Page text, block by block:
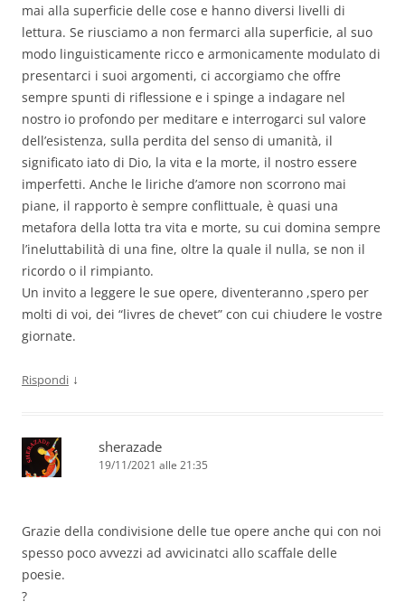
mai alla superficie delle cose e hanno diversi livelli di
lettura. Se riusciamo a non fermarci alla superficie, al suo
modo linguisticamente ricco e armonicamente modulato di
presentarci i suoi argomenti, ci accorgiamo che offre
sempre spunti di riflessione e i spinge a indagare nel
nostro io profondo per meditare e interrogarci sul valore
dell’esistenza, sulla perdita del senso di umanità, il
significato iato di Dio, la vita e la morte, il nostro essere
imperfetti. Anche le liriche d’amore non scorrono mai
piane, il rapporto è sempre conflittuale, è quasi una
metafora della lotta tra vita e morte, su cui domina sempre
l’ineluttabilità di una fine, oltre la quale il nulla, se non il
ricordo o il rimpianto.
Un invito a leggere le sue opere, diventeranno ,spero per
molti di voi, dei “livres de chevet” con cui chiudere le vostre
giornate.
Rispondi ↓
sherazade
19/11/2021 alle 21:35
Grazie della condivisione delle tue opere anche qui con noi
spesso poco avvezzi ad avvicinatci allo scaffale delle
poesie.
?